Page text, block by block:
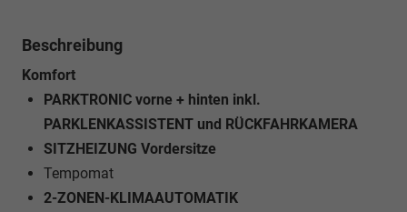
Beschreibung
Komfort
PARKTRONIC vorne + hinten inkl.
PARKLENKASSISTENT und RÜCKFAHRKAMERA
SITZHEIZUNG Vordersitze
Tempomat
2-ZONEN-KLIMAAUTOMATIK